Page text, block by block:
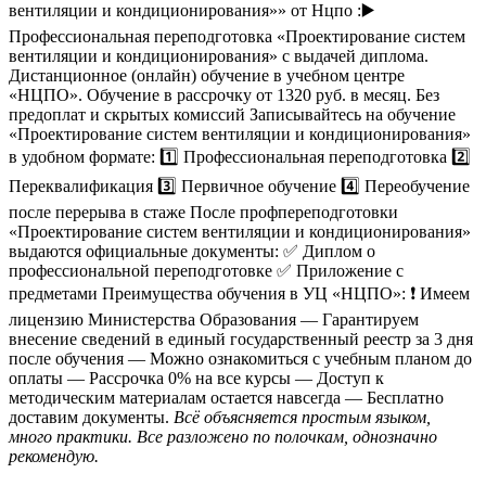
вентиляции и кондиционирования»» от Нцпо :▶️
Профессиональная переподготовка «Проектирование систем
вентиляции и кондиционирования» с выдачей диплома.
Дистанционное (онлайн) обучение в учебном центре
«НЦПО». Обучение в рассрочку от 1320 руб. в месяц. Без
предоплат и скрытых комиссий Записывайтесь на обучение
«Проектирование систем вентиляции и кондиционирования»
в удобном формате: 1️⃣ Профессиональная переподготовка 2️⃣
Переквалификация 3️⃣ Первичное обучение 4️⃣ Переобучение
после перерыва в стаже После профпереподготовки
«Проектирование систем вентиляции и кондиционирования»
выдаются официальные документы: ✅ Диплом о
профессиональной переподготовке ✅ Приложение с
предметами Преимущества обучения в УЦ «НЦПО»: ❗️ Имеем
лицензию Министерства Образования — Гарантируем
внесение сведений в единый государственный реестр за 3 дня
после обучения — Можно ознакомиться с учебным планом до
оплаты — Рассрочка 0% на все курсы — Доступ к
методическим материалам остается навсегда — Бесплатно
доставим документы. Всё объясняется простым языком,
много практики. Все разложено по полочкам, однозначно
рекомендую.